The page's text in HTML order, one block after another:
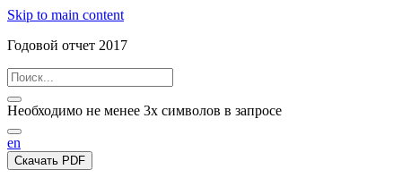
Skip to main content
Годовой отчет 2017
Необходимо не менее 3х символов в запросе
en
Скачать PDF